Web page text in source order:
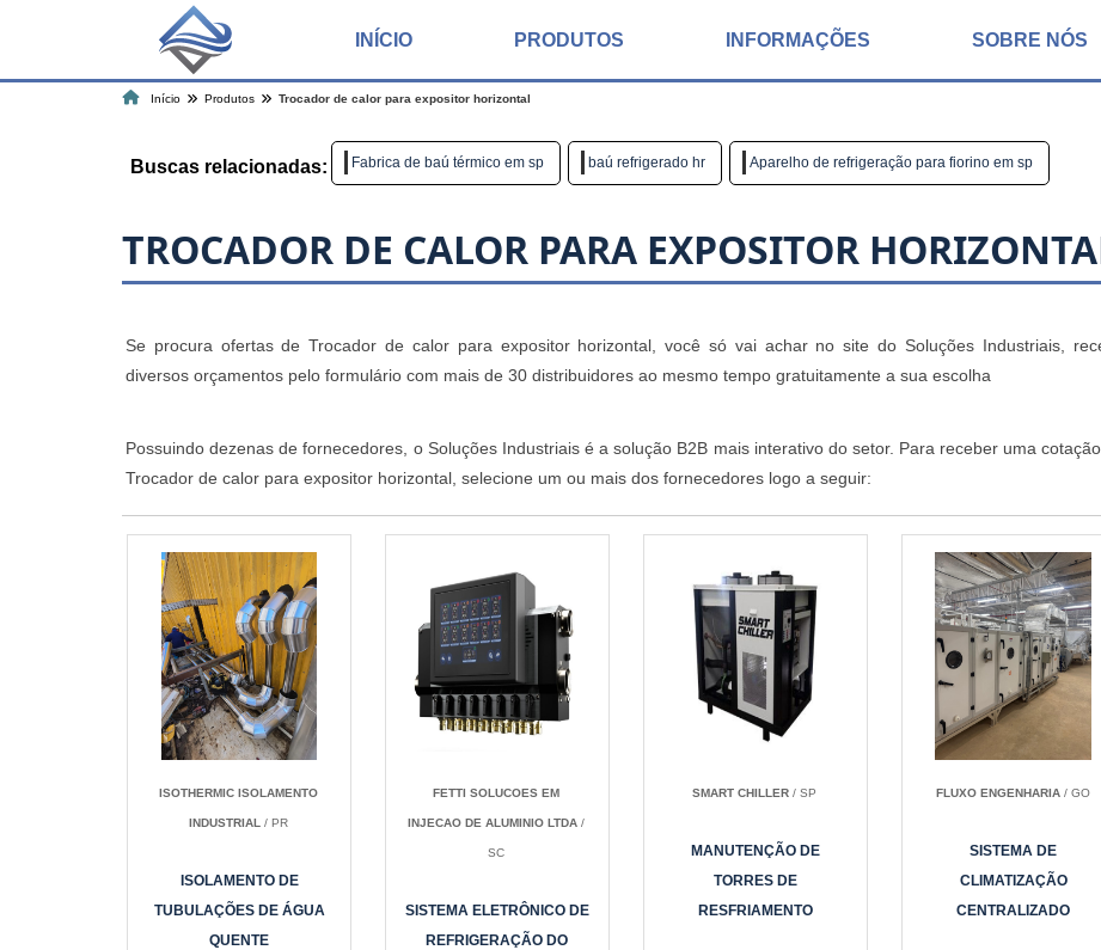
INÍCIO PRODUTOS INFORMAÇÕES SOBRE NÓS
Início Produtos Trocador de calor para expositor horizontal
Buscas relacionadas: Fabrica de baú térmico em sp baú refrigerado hr Aparelho de refrigeração para fiorino em sp
TROCADOR DE CALOR PARA EXPOSITOR
Se procura ofertas de Trocador de calor para expositor horizontal, você só vai achar no site do Soluções Industriais,
diversos orçamentos pelo formulário com mais de 30 distribuidores ao mesmo tempo gratuitamente a sua escolha
Possuindo dezenas de fornecedores, o Soluções Industriais é a solução B2B mais interativo do setor. Para receber uma
Trocador de calor para expositor horizontal, selecione um ou mais dos fornecedores logo a seguir:
ISOTHERMIC ISOLAMENTO
INDUSTRIAL / PR
ISOLAMENTO DE
TUBULAÇÕES DE ÁGUA
QUENTE
FETTI SOLUCOES EM
INJECAO DE ALUMINIO LTDA /
SC
SISTEMA ELETRÔNICO DE
REFRIGERAÇÃO DO
SMART CHILLER / SP
MANUTENÇÃO DE
TORRES DE
RESFRIAMENTO
FLUXO ENGENHARIA/ GO
SISTEMA DE
CLIMATIZAÇÃO
CENTRALIZADO